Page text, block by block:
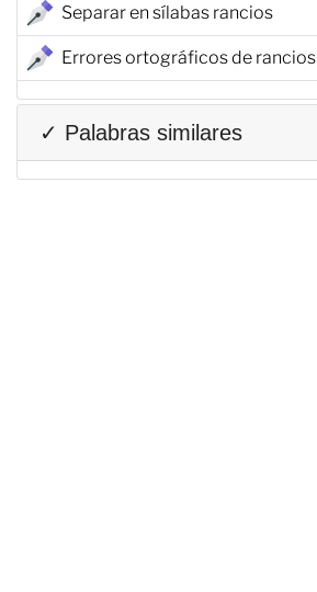
Separar en sílabas rancios
Errores ortográficos de rancios
✓ Palabras similares